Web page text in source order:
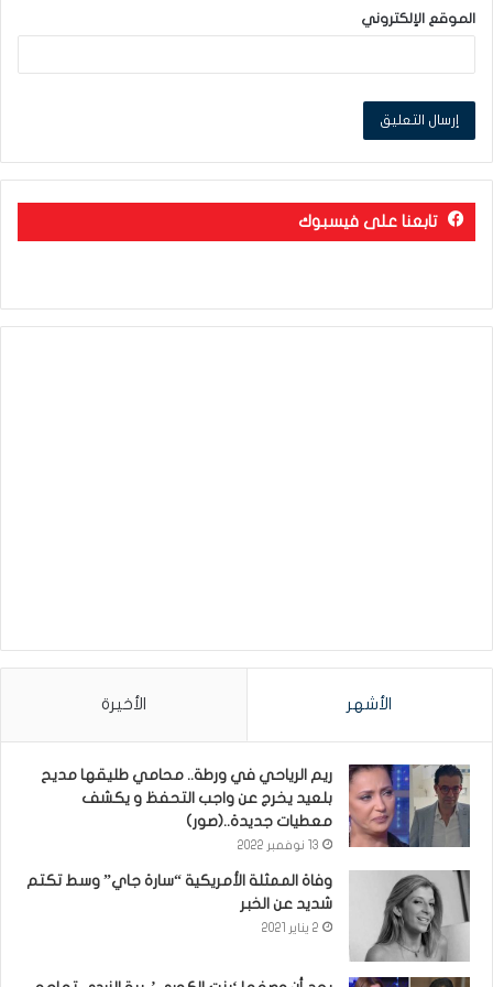
الموقع الإلكتروني
تابعنا على فيسبوك
الأشهر الأخيرة
ريم الرياحي في ورطة.. محامي طليقها مديح
بلعيد يخرج عن واجب التحفظ و يكشف
معطيات جديدة..(صور)
13 نوفمبر 2022
وفاة الممثلة الأمريكية “سارة جاي” وسط تكتم
شديد عن الخبر
2 يناير 2021